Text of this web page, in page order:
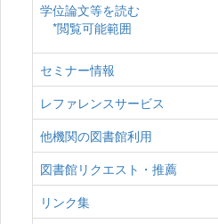
学位論文等を読む
*閲覧可能範囲
セミナー情報
レファレンスサービス
他機関の図書館利用
図書館リクエスト・推薦
リンク集